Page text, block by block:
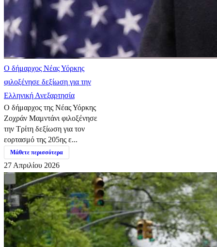
Ο δήμαρχος Νέας Υόρκης
φιλοξένησε δεξίωση για την
Ελληνική Ανεξαρτησία
Ο δήμαρχος της Νέας Υόρκης
Ζοχράν Μαμντάνι φιλοξένησε
την Τρίτη δεξίωση για τον
εορτασμό της 205ης ε...
Μάθετε περισσότερα
27 Απριλίου 2026